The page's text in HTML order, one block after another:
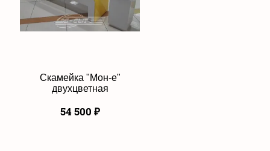
Скамейка "Мон-е"
двухцветная
54 500 ₽